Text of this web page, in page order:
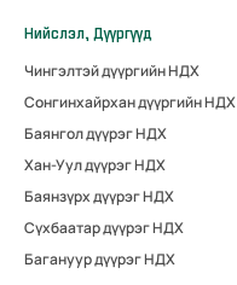
Нийслэл, Дүүргүүд
Чингэлтэй дүүргийн НДХ
Сонгинхайрхан дүүргийн НДХ
Баянгол дүүрэг НДХ
Хан-Уул дүүрэг НДХ
Баянзүрх дүүрэг НДХ
Сүхбаатар дүүрэг НДХ
Багануур дүүрэг НДХ